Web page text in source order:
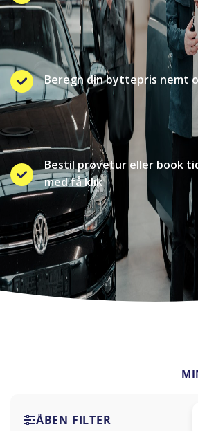
Beregn din byttepris nemt
Bestil prøvetur eller book
med få klik
ÅBEN FILTER